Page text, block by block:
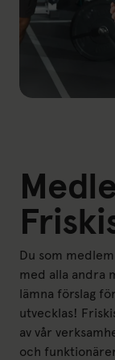
Du som
med alla andra
lämna förslag
utvecklas!
av vår
och